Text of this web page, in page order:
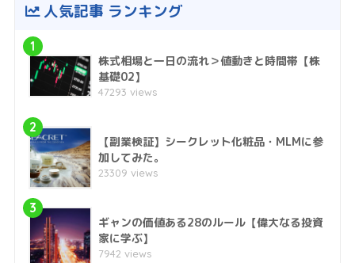
人気記事 ランキング
1
株式相場と一日の流れ＞値動きと時間帯【株
基礎02】
47293 views
2
【副業検証】シークレット化粧品・MLMに参
加してみた。
23309 views
3
ギャンの価値ある28のルール【偉大なる投資
家に学ぶ】
7942 views